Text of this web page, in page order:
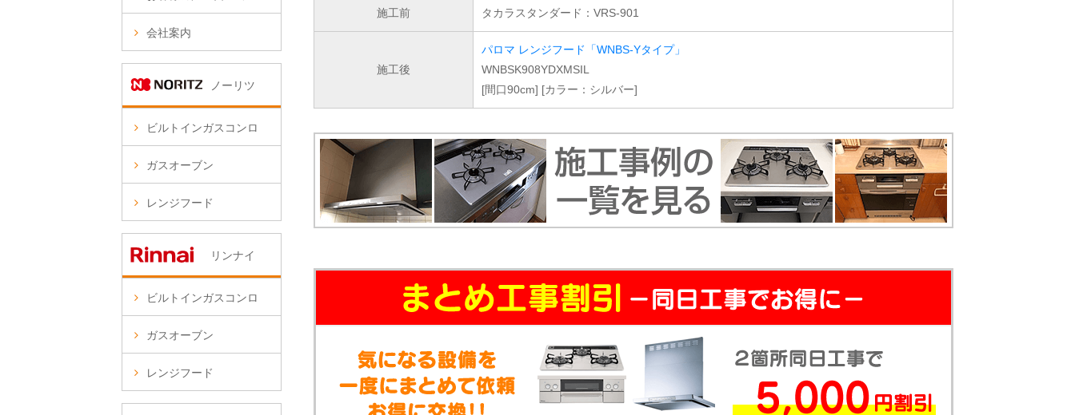
施工前 タカラスタンダード：VRS-901
施工後
パロマ レンジフード「WNBS-Yタイプ」
WNBSK908YDXMSIL
[間口90cm] [カラー：シルバー]
会社案内
ノーリツ
ビルトインガスコンロ
ガスオーブン
レンジフード
リンナイ
ビルトインガスコンロ
ガスオーブン
レンジフード